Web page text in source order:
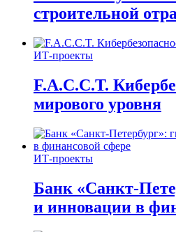
строительной
ИТ-проекты
F.A.C.C.T.
мирового уровня
ИТ-проекты
Банк «Санкт-
и инновации в